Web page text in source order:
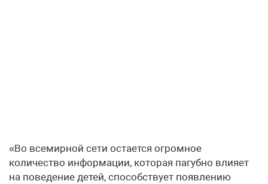
«Во всемирной сети остается огромное
количество информации, которая пагубно влияет
на поведение детей, способствует появлению